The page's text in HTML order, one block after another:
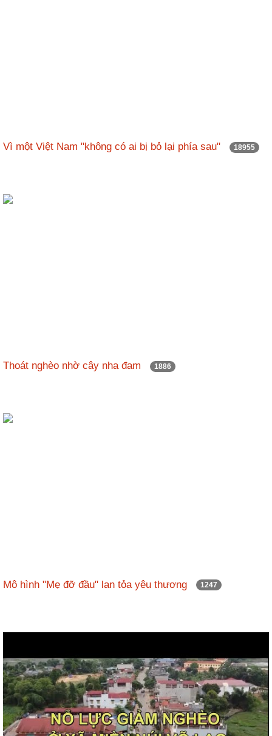
Vì một Việt Nam "không có ai bị bỏ lại phía sau" 18955
Thoát nghèo nhờ cây nha đam 1886
Mô hình "Mẹ đỡ đầu" lan tỏa yêu thương 1247